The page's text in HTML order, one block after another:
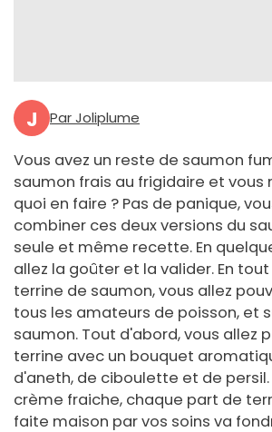
J Par Joliplume
Vous avez un reste de saumon
saumon frais au frigidaire et vous
quoi en faire ? Pas de panique,
combiner ces deux versions du
seule et même recette. En
allez la goûter et la valider. En
terrine de saumon, vous allez
tous les amateurs de poisson, et
saumon. Tout d'abord, vous allez
terrine avec un bouquet
d'aneth, de ciboulette et de persil.
crème fraiche, chaque part de
faite maison par vos soins va